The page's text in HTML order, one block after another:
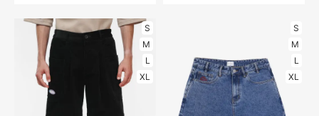
S
M
L
XL
S
M
L
XL